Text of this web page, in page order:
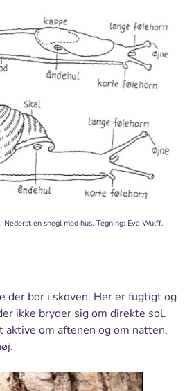
en snegl med hus. Tegning: Eva Wulff.
der bor i skoven. Her er fugtigt og
ikke bryder sig om direkte sol.
aktive om aftenen og om natten,